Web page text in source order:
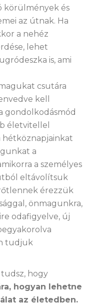
körülmények és
az útnak. Ha
a nehéz
lehet
is, ami
csutára
kell
gondolkodásmód
életvitellel
hétköznapjainkat
a
a személyes
eltávolítsuk
érezzük
önmagunkra,
odafigyelve, új
tudjuk
hogy
hogyan lehetne
az életedben.